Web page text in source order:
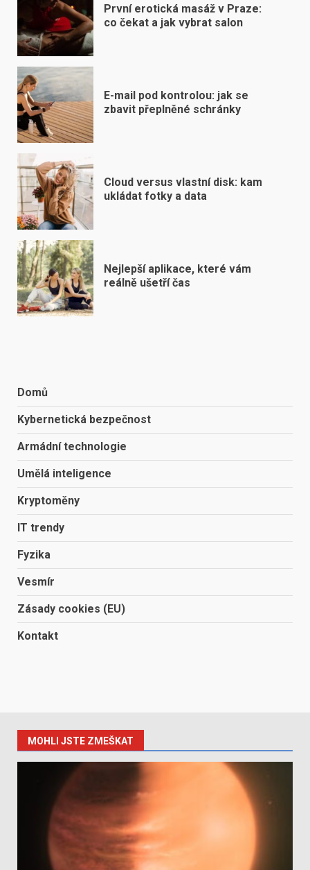
První erotická masáž v Praze:
co čekat a jak vybrat salon
E-mail pod kontrolou: jak se
zbavit přeplněné schránky
Cloud versus vlastní disk: kam
ukládat fotky a data
Nejlepší aplikace, které vám
reálně ušetří čas
Domů
Kybernetická bezpečnost
Armádní technologie
Umělá inteligence
Kryptoměny
IT trendy
Fyzika
Vesmír
Zásady cookies (EU)
Kontakt
MOHLI JSTE ZMEŠKAT